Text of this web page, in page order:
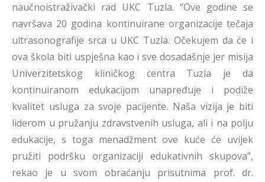
naučnoistraživački rad UKC Tuzla. “Ove godine se
navršava 20 godina kontinuirane organizacije tečaja
ultrasonografije srca u UKC Tuzla. Očekujem da će i
ova škola biti uspješna kao i sve dosadašnje jer misija
Univerzitetskog kliničkog centra Tuzla je da
kontinuiranom edukacijom unapređuje i podiže
kvalitet usluga za svoje pacijente. Naša vizija je biti
liderom u pružanju zdravstvenih usluga, ali i na polju
edukacije, s toga menadžment ove kuće će uvijek
pružiti podršku organizaciji edukativnih skupova”,
rekao je u svom obraćanju prisutnima prof. dr.